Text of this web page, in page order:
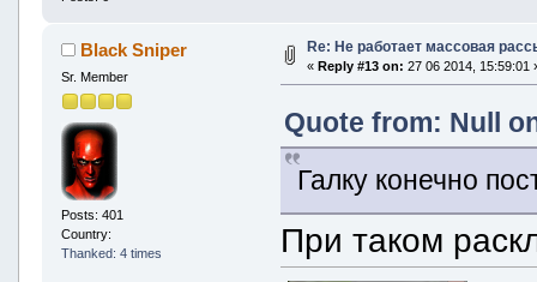
Black Sniper
Sr. Member
Posts: 401
Country:
Thanked: 4 times
Re: Не работает массовая
« Reply #13 on: 27 06 2014, 15:59:01
Quote from: Null
Галку конечно
При таком